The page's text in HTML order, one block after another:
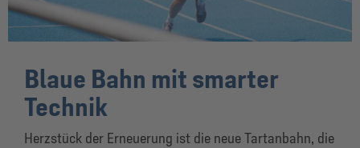
Blaue Bahn mit smarter
Technik
Herzstück der Erneuerung ist die neue Tartanbahn, die